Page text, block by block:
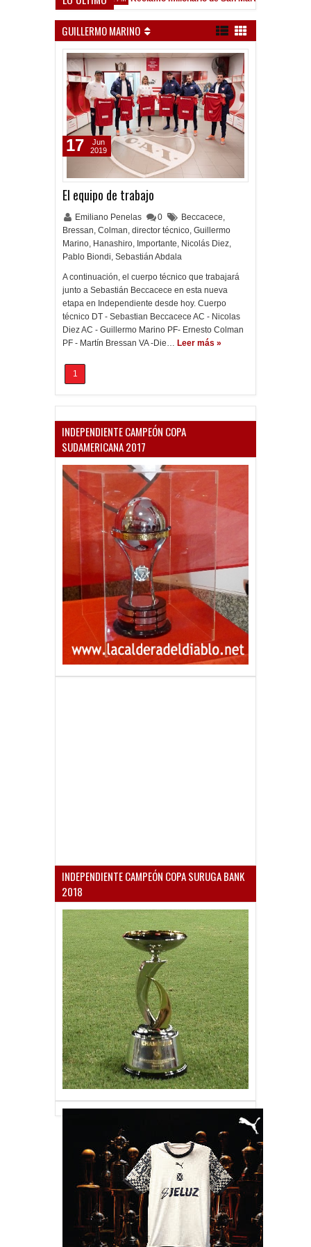
GUILLERMO MARINO
El equipo de trabajo
Emiliano Penelas 0 Beccacece,
Bressan, Colman, director técnico, Guillermo
Marino, Hanashiro, Importante, Nicolás Diez,
Pablo Biondi, Sebastián Abdala
A continuación, el cuerpo técnico que trabajará
junto a Sebastián Beccacece en esta nueva
etapa en Independiente desde hoy. Cuerpo
técnico DT - Sebastian Beccacece AC - Nicolas
Diez AC - Guillermo Marino PF- Ernesto Colman
PF - Martín Bressan VA -Die… Leer más »
17
Jun
2019
1
INDEPENDIENTE CAMPEÓN COPA
SUDAMERICANA 2017
INDEPENDIENTE CAMPEÓN COPA SURUGA BANK
2018